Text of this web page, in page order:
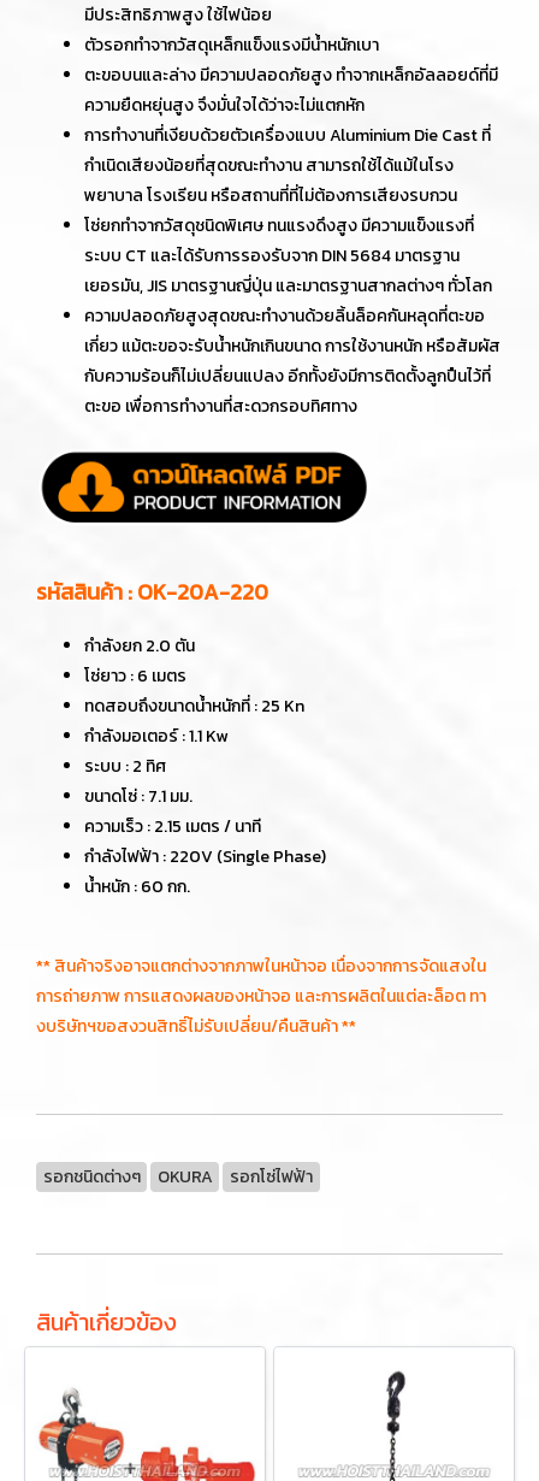
มีประสิทธิภาพสูง ใช้ไฟน้อย
ตัวรอกทำจากวัสดุเหล็กแข็งแรงมีน้ำหนักเบา
ตะขอบนและล่าง มีความปลอดภัยสูง ทำจากเหล็กอัลลอยด์ที่มี
ความยืดหยุ่นสูง จึงมั่นใจได้ว่าจะไม่แตกหัก
การทำงานที่เงียบด้วยตัวเครื่องแบบ Aluminium Die Cast ที่
กำเนิดเสียงน้อยที่สุดขณะทำงาน สามารถใช้ได้แม้ในโรง
พยาบาล โรงเรียน หรือสถานที่ที่ไม่ต้องการเสียงรบกวน
โซ่ยกทำจากวัสดุชนิดพิเศษ ทนแรงดึงสูง มีความแข็งแรงที่
ระบบ CT และได้รับการรองรับจาก DIN 5684 มาตรฐาน
เยอรมัน, JIS มาตรฐานญี่ปุ่น และมาตรฐานสากลต่างๆ ทั่วโลก
ความปลอดภัยสูงสุดขณะทำงานด้วยลิ้นล็อคกันหลุดที่ตะขอ
เกี่ยว แม้ตะขอจะรับน้ำหนักเกินขนาด การใช้งานหนัก หรือสัมผัส
กับความร้อนก็ไม่เปลี่ยนแปลง อีกทั้งยังมีการติดตั้งลูกปืนไว้ที่
ตะขอ เพื่อการทำงานที่สะดวกรอบทิศทาง
รหัสสินค้า : OK-20A-220
กำลังยก 2.0 ตัน
โซ่ยาว : 6 เมตร
ทดสอบถึงขนาดน้ำหนักที่ : 25 Kn
กำลังมอเตอร์ : 1.1 Kw
ระบบ : 2 ทิศ
ขนาดโซ่ : 7.1 มม.
ความเร็ว : 2.15 เมตร / นาที
กำลังไฟฟ้า : 220V (Single Phase)
น้ำหนัก : 60 กก.
** สินค้าจริงอาจแตกต่างจากภาพในหน้าจอ เนื่องจากการจัดแสงใน
การถ่ายภาพ การแสดงผลของหน้าจอ และการผลิตในแต่ละล็อต ทา
งบริษัทฯขอสงวนสิทธิ์ไม่รับเปลี่ยน/คืนสินค้า **
รอกชนิดต่างๆ OKURA รอกโซ่ไฟฟ้า
สินค้าเกี่ยวข้อง